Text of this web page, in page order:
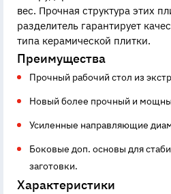
вес. Прочная структура этих
разделитель гарантирует
типа керамической плитки.
Преимущества
Прочный рабочий стол из
Новый более прочный и
Усиленные направляющие
Боковые доп. основы для
заготовки.
Характеристики